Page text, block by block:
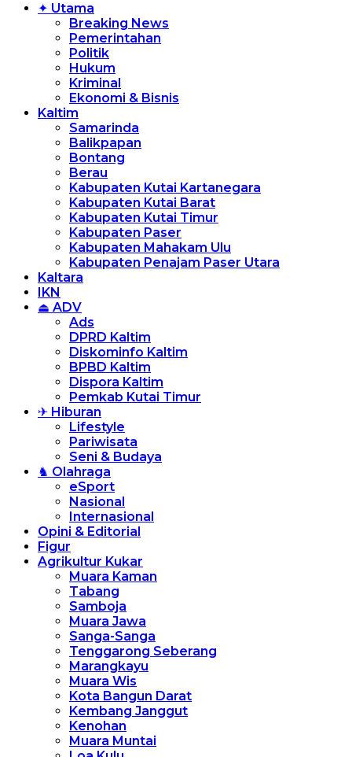
✦ Utama
Breaking News
Pemerintahan
Politik
Hukum
Kriminal
Ekonomi & Bisnis
Kaltim
Samarinda
Balikpapan
Bontang
Berau
Kabupaten Kutai Kartanegara
Kabupaten Kutai Barat
Kabupaten Kutai Timur
Kabupaten Paser
Kabupaten Mahakam Ulu
Kabupaten Penajam Paser Utara
Kaltara
IKN
⏏ ADV
Ads
DPRD Kaltim
Diskominfo Kaltim
BPBD Kaltim
Dispora Kaltim
Pemkab Kutai Timur
✈ Hiburan
Lifestyle
Pariwisata
Seni & Budaya
♞ Olahraga
eSport
Nasional
Internasional
Opini & Editorial
Figur
Agrikultur Kukar
Muara Kaman
Tabang
Samboja
Muara Jawa
Sanga-Sanga
Tenggarong Seberang
Marangkayu
Muara Wis
Kota Bangun Darat
Kembang Janggut
Kenohan
Muara Muntai